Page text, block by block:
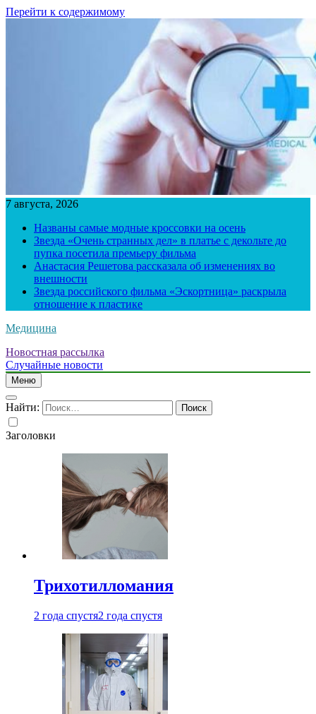
Перейти к содержимому
7 августа, 2026
Названы самые модные кроссовки на осень
Звезда «Очень странных дел» в платье с декольте до
пупка посетила премьеру фильма
Анастасия Решетова рассказала об изменениях во
внешности
Звезда российского фильма «Эскортница» раскрыла
отношение к пластике
Медицина
Новостная рассылка
Случайные новости
Меню
Найти:
Заголовки
Трихотилломания
2 года спустя2 года спустя